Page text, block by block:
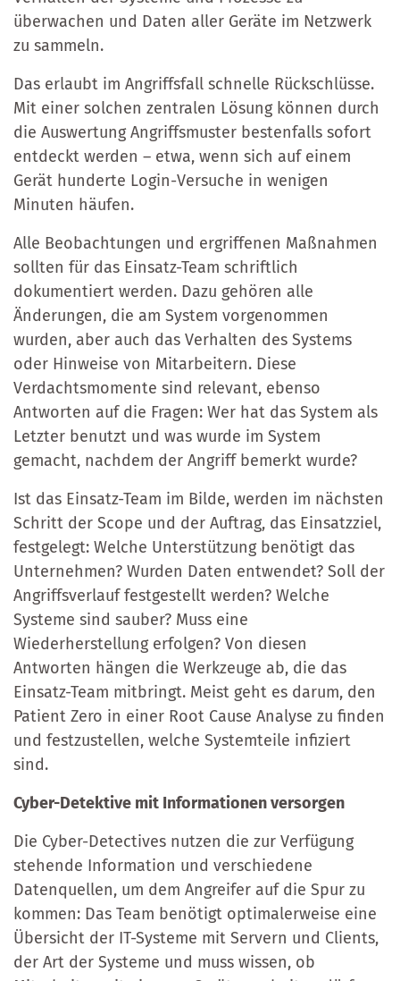
überwachen und Daten aller Geräte im Netzwerk
zu sammeln.
Das erlaubt im Angriffsfall schnelle Rückschlüsse.
Mit einer solchen zentralen Lösung können durch
die Auswertung Angriffsmuster bestenfalls sofort
entdeckt werden – etwa, wenn sich auf einem
Gerät hunderte Login-Versuche in wenigen
Minuten häufen.
Alle Beobachtungen und ergriffenen Maßnahmen
sollten für das Einsatz-Team schriftlich
dokumentiert werden. Dazu gehören alle
Änderungen, die am System vorgenommen
wurden, aber auch das Verhalten des Systems
oder Hinweise von Mitarbeitern. Diese
Verdachtsmomente sind relevant, ebenso
Antworten auf die Fragen: Wer hat das System als
Letzter benutzt und was wurde im System
gemacht, nachdem der Angriff bemerkt wurde?
Ist das Einsatz-Team im Bilde, werden im nächsten
Schritt der Scope und der Auftrag, das Einsatzziel,
festgelegt: Welche Unterstützung benötigt das
Unternehmen? Wurden Daten entwendet? Soll der
Angriffsverlauf festgestellt werden? Welche
Systeme sind sauber? Muss eine
Wiederherstellung erfolgen? Von diesen
Antworten hängen die Werkzeuge ab, die das
Einsatz-Team mitbringt. Meist geht es darum, den
Patient Zero in einer Root Cause Analyse zu finden
und festzustellen, welche Systemteile infiziert
sind.
Cyber-Detektive mit Informationen versorgen
Die Cyber-Detectives nutzen die zur Verfügung
stehende Information und verschiedene
Datenquellen, um dem Angreifer auf die Spur zu
kommen: Das Team benötigt optimalerweise eine
Übersicht der IT-Systeme mit Servern und Clients,
der Art der Systeme und muss wissen, ob